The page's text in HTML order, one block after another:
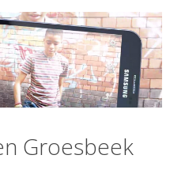
Groesbeek